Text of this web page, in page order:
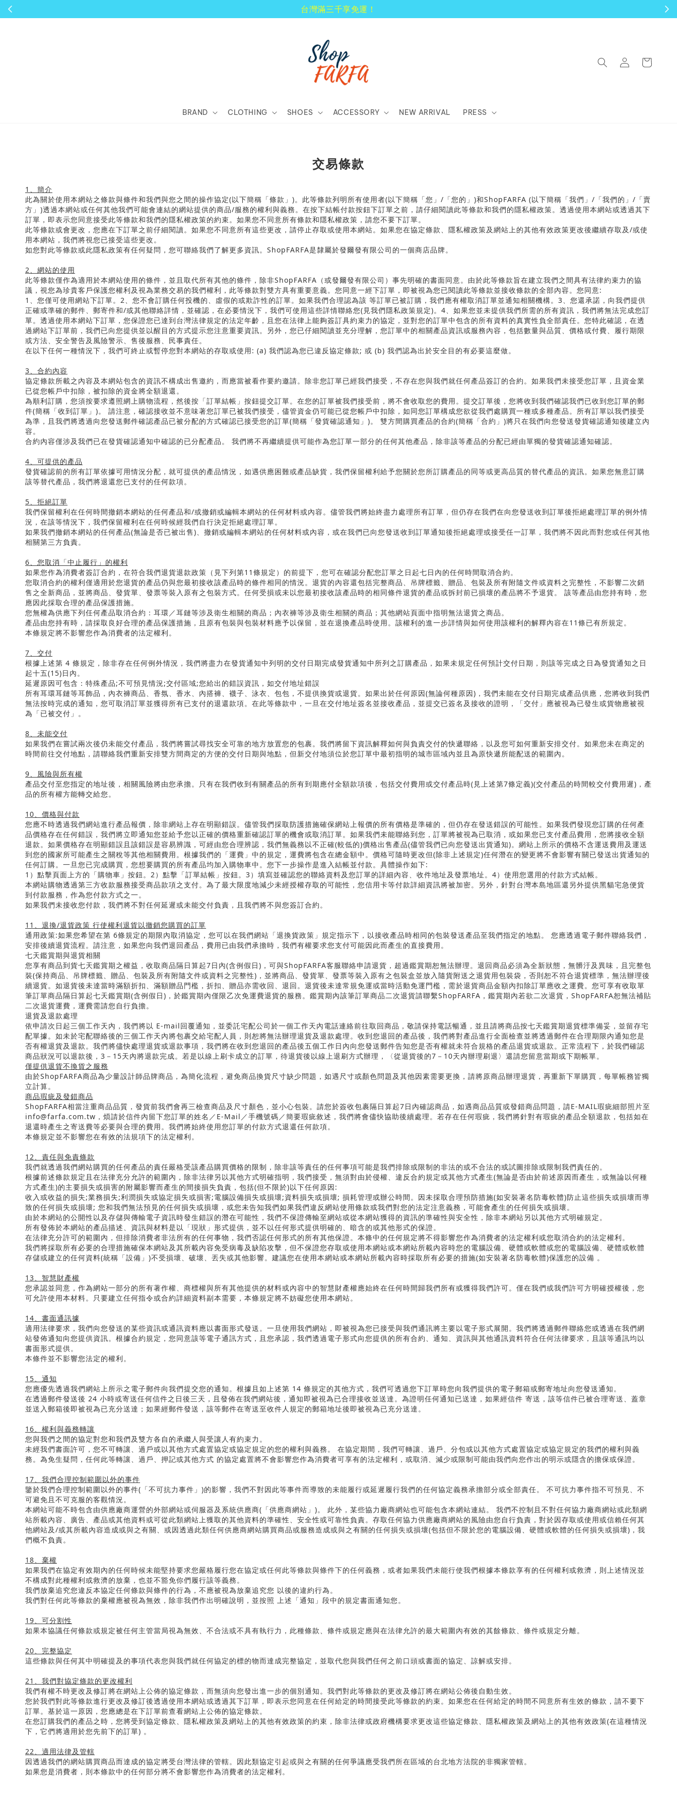
顧客享有商品到貨七天鑑賞期！
BRAND CLOTHING SHOES ACCESSORY NEW ARRIVAL PRESS
交易條款
1
、簡介
此為關於使用本網站之條款與條件和我們與您之間的操作協定(以下簡稱「條款」 )。此等條款列明所有使用者(以下簡稱「您」 / 「您的」 )和ShopFARFA (以下簡稱「我們」 / 「我們的」 / 「賣
方」 )透過本網站或任何其他我們可能會連結的網站提供的商品/服務的權利與義務。在按下結帳付款按鈕下訂單之前，請仔細閱讀此等條款和我們的隱私權政策。透過使用本網站或透過其下
訂單，即表示您同意接受此等條款和我們的隱私權政策的約束。如果您不同意所有條款和隱私權政策，請您不要下訂單。
此等條款或會更改，您應在下訂單之前仔細閱讀。如果您不同意所有這些更改，請停止存取或使用本網站。如果您在協定條款、隱私權政策及網站上的其他有效政策更改後繼續存取及/或使
用本網站，我們將視您已接受這些更改。
如您對此等條款或此隱私政策有任何疑問，您可聯絡我們了解更多資訊。 ShopFARFA是隸屬於發爾發有限公司的一個商店品牌。
2
、網站的使用
此等條款僅作為適用於本網站使用的條件，並且取代所有其他的條件，除非ShopFARFA （或發爾發有限公司）事先明確的書面同意。由於此等條款旨在建立我們之間具有法律約束力的協
議，視您為珍貴客戶保護您權利及視為業務交易的我們權利，此等條款對雙方具有重要意義。您同意一經下訂單，即被視為您已閱讀此等條款並接收條款的全部內容。您同意:
1
、您僅可使用網站下訂單。 2 、您不會訂購任何投機的、虛假的或欺詐性的訂單。如果我們合理認為該 等訂單已被訂購，我們應有權取消訂單並通知相關機構。 3 、您還承諾，向我們提供
正確或準確的郵件、郵寄件和/或其他聯絡詳情，並確認，在必要情況下，我們可使用這些詳情聯絡您( 見我們隱私政策規定)。 4 、如果您並未提供我們所需的所有資訊，我們將無法完成您訂
單。透過使用本網站下訂單，您保證您已達到台灣法律規定的法定年齡，且您在法律上能夠簽訂具約束力的協定，並對您的訂單中包含的所有資料的真實性負全部責任。您特此確認，在透
過網站下訂單前，我們已向您提供並以醒目的方式提示您注意重要資訊。另外，您已仔細閱讀並充分理解，您訂單中的相關產品資訊或服務內容，包括數量與品質、價格或付費、履行期限
或方法、安全警告及風險警示、售後服務、民事責任。
在以下任何一種情況下，我們可終止或暫停您對本網站的存取或使用: (a) 我們認為您已違反協定條款; 或 (b) 我們認為出於安全目的有必要這麼做。
3 、合約內容
協定條款所載之內容及本網站包含的資訊不構成出售邀約，而應當被看作要約邀請。除非您訂單已經我們接受，不存在您與我們就任何產品簽訂的合約。如果我們未接受您訂單，且資金業
已從您帳戶中扣除，被扣除的資金將全額退還。
為順利訂購，您須按要求遵照網上購物流程，然後按「訂單結帳」按鈕提交訂單。在您的訂單被我們接受前，將不會收取您的費用。提交訂單後，您將收到我們確認我們已收到您訂單的郵
件(簡稱「收到訂單」 )。 請注意，確認接收並不意味著您訂單已被我們接受，儘管資金仍可能已從您帳戶中扣除，如同您訂單構成您欲從我們處購買一種或多種產品。所有訂單以我們接受
為準，且我們將透過向您發送郵件確認產品已被分配的方式確認已接受您的訂單(簡稱「發貨確認通知」 )。 雙方間購買產品的合約(簡稱「合約」 )將只在我們向您發送發貨確認通知後建立內
容。
合約內容僅涉及我們已在發貨確認通知中確認的已分配產品。 我們將不再繼續提供可能作為您訂單一部分的任何其他產品，除非該等產品的分配已經由單獨的發貨確認通知確認。
4 、可提供的產品
發貨確認前的所有訂單依據可用情況分配，就可提供的產品情況，如遇供應困難或產品缺貨，我們保留權利給予您關於您所訂購產品的同等或更高品質的替代產品的資訊。如果您無意訂購
該等替代產品，我們將退還您已支付的任何款項。
5 、拒絕訂單
我們保留權利在任何時間撤銷本網站的任何產品和/或撤銷或編輯本網站的任何材料或內容。儘管我們將始終盡力處理所有訂單，但仍存在我們在向您發送收到訂單後拒絕處理訂單的例外情
況，在該等情況下，我們保留權利在任何時候經我們自行決定拒絕處理訂單。
如果我們撤銷本網站的任何產品(無論是否已被出售) 、撤銷或編輯本網站的任何材料或內容，或在我們已向您發送收到訂單通知後拒絕處理或接受任一訂單，我們將不因此而對您或任何其他
相關第三方負責。
6 、您取消「中止履行」的權利
如果您作為消費者簽訂合約，在符合我們退貨退款政策（見下列第11 條規定）的前提下，您可在確認分配您訂單之日起七日內的任何時間取消合約。
您取消合約的權利僅適用於您退貨的產品仍與您最初接收該產品時的條件相同的情況。退貨的內容還包括完整商品、吊牌標籤、贈品、包裝及所有附隨文件或資料之完整性，不影響二次銷
售之全新商品，並將商品、發貨單、發票等裝入原有之包裝方式。任何受損或未以您最初接收該產品時的相同條件退貨的產品或拆封前已損壞的產品將不予退貨。 該等產品由您持有時，您
應因此採取合理的產品保護措施。
您無權為供應下列任何產品取消合約：耳環／耳鏈等涉及衛生相關的商品；內衣褲等涉及衛生相關的商品；其他網站頁面中指明無法退貨之商品。
產品由您持有時，請採取良好合理的產品保護措施，且原有包裝與包裝材料應予以保留，並在退換產品時使用。該權利的進一步詳情與如何使用該權利的解釋內容在11 條已有所規定。
本條規定將不影響您作為消費者的法定權利。
7 、交付
根據上述第 4 條規定，除非存在任何例外情況，我們將盡力在發貨通知中列明的交付日期完成發貨通知中所列之訂購產品，如果未規定任何預計交付日期，則該等完成之日為發貨通知之日
起十五(15)日內。
延遲原因可包含：特殊產品;不可預見情況 ;交付區域;您給出的錯誤資訊，如交付地址錯誤
所有耳環耳鏈等耳飾品，內衣褲商品、香氛、香水、內搭褲、襪子、泳衣、包包，不提供換貨或退貨。如果出於任何原因(無論何種原因) ，我們未能在交付日期完成產品供應，您將收到我們
無法按時完成的通知，您可取消訂單並獲得所有已支付的退還款項。在此等條款中，一旦在交付地址簽名並接收產品，並提交已簽名及接收的證明，「交付」應被視為已發生或貨物應被視
為「已被交付」。
8 、未能交付
如果我們在嘗試兩次後仍未能交付產品，我們將嘗試尋找安全可靠的地方放置您的包裹。我們將留下資訊解釋如何與負責交付的快遞聯絡，以及您可如何重新安排交付。如果您未在商定的
時間前往交付地點，請聯絡我們重新安排雙方間商定的方便的交付日期與地點，但新交付地須位於您訂單中最初指明的城市區域內並且為原快遞所能配送的範圍內。
9 、風險與所有權
產品交付至您指定的地址後，相關風險將由您承擔。只有在我們收到有關產品的所有到期應付全額款項後，包括交付費用或交付產品時( 見上述第7條定義)(交付產品的時間較交付費用遲) ，產
品的所有權方能轉交給您。
10 、價格與付款
您應不時透過我們網站進行產品報價，除非網站上存在明顯錯誤。儘管我們採取防護措施確保網站上報價的所有價格是準確的，但仍存在發送錯誤的可能性。如果我們發現您訂購的任何產
品價格存在任何錯誤，我們將立即通知您並給予您以正確的價格重新確認訂單的機會或取消訂單。如果我們未能聯絡到您，訂單將被視為已取消，或如果您已支付產品費用，您將接收全額
退款。如果價格存在明顯錯誤且該錯誤是容易辨識，可經由您合理辨認，我們無義務以不正確(較低的)價格出售產品(儘管我們已向您發送出貨通知)。網站上所示的價格不含運送費用及運送
到您的國家所可能產生之關稅等其他相關費用。根據我們的「運費」中的規定，運費將包含在總金額中。價格可隨時更改但(除非上述規定)任何潛在的變更將不會影響有關已發送出貨通知的
任何訂購。一旦您已完成購買，您想要購買的所有產品均加入購物車中。您下一步操作是進入結帳並付款。具體操作如下:
1 ）點擊頁面上方的「購物車」按鈕。 2 ）點擊「訂單結帳」按鈕。 3）填寫並確認您的聯絡資料及您訂單的詳細內容、收件地址及發票地址。 4）使用您選用的付款方式結帳。
本網站購物透過第三方收款服務接受商品款項之支付。為了最大限度地減少未經授權存取的可能性，您信用卡等付款詳細資訊將被加密。另外，針對台灣本島地區還另外提供黑貓宅急便貨
到付款服務，作為您付款方式之一。
如果我們未接收您付款，我們將不對任何延遲或未能交付負責，且我們將不與您簽訂合約。
11 、退換/退貨政策 行使權利退貨以撤銷您購買的訂單
通用政策:如果您希望在第 6條規定的期限內取消協定，您可以在我們網站「退換貨政策」規定指示下，以接收產品時相同的包裝發送產品至我們指定的地點。 您應透過電子郵件聯絡我們，
安排後續退貨流程。請注意，如果您向我們退回產品，費用已由我們承擔時，我們有權要求您支付可能因此而產生的直接費用。
七天鑑賞期與退貨相關
您享有商品到貨七天鑑賞期之權益，收取商品隔日算起7日內(含例假日) ，可與ShopFARFA客服聯絡申請退貨，超過鑑賞期恕無法辦理。退回商品必須為全新狀態，無髒汙及異味，且完整包
裝(保持商品、吊牌標籤、贈品、包裝及所有附隨文件或資料之完整性) ，並將商品、發貨單、發票等裝入原有之包裝盒並放入隨貨附送之退貨用包裝袋，否則恕不符合退貨標準，無法辦理後
續退貨。如退貨後未達當時滿額折扣、滿額贈品門檻，折扣、贈品亦需收回、退回。退貨後未達常規免運或當時活動免運門檻，需於退貨商品金額內扣除訂單應收之運費。您可享有收取單
筆訂單商品隔日算起七天鑑賞期(含例假日) ，於鑑賞期內僅限乙次免運費退貨的服務。鑑賞期內該筆訂單商品二次退貨請聯繫ShopFARFA ，鑑賞期內若欲二次退貨， ShopFARFA恕無法補貼
二次退貨運費，運費需請您自行負擔。
退貨及退款處理
依申請次日起三個工作天內，我們將以 E-mail回覆通知，並委託宅配公司於一個工作天內電話連絡前往取回商品，敬請保持電話暢通，並且請將商品按七天鑑賞期退貨標準備妥，並留存宅
配單據。如未於宅配聯絡後的三個工作天內將包裹交給宅配人員，則恕將無法辦理退貨及退款處理。收到您退回的產品後，我們將對產品進行全面檢查並將透過郵件在合理期限內通知您是
否有權退貨及退款。我們將儘快處理退貨或退款事項，我們將在收到您退回的產品後五個工作日內向您發送郵件告知您是否有權就未符合規格的產品退貨或退款。正常流程下，於我們確認
商品狀況可以退款後， 3 － 15天內將退款完成。若是以線上刷卡成立的訂單，待退貨後以線上退刷方式辦理，〈從退貨後的7 － 10天內辦理刷退〉還請您留意當期或下期帳單。
僅提供退貨不換貨之服務
由於ShopFARFA商品為少量設計師品牌商品，為簡化流程，避免商品換貨尺寸缺少問題，如遇尺寸或顏色問題及其他因素需要更換，請將原商品辦理退貨，再重新下單購買，每單帳務皆獨
立計算。
商品瑕疵及發錯商品
ShopFARFA相當注重商品品質，發貨前我們會再三檢查商品及尺寸顏色，並小心包裝。請您於簽收包裹隔日算起7日內確認商品，如遇商品品質或發錯商品問題，請E-MAIL瑕疵細部照片至
info@farfa.com.tw ，煩請於信件內留下您訂單的姓名／ E-Mail ／手機號碼／簡要瑕疵敘述，我們將會儘快協助後續處理。若存在任何瑕疵，我們將針對有瑕疵的產品全額退款，包括如在
退還時產生之寄送費等必要與合理的費用。我們將始終使用您訂單的付款方式退還任何款項。
本條規定並不影響您在有效的法規項下的法定權利。
12
、責任與免責條款
我們就透過我們網站購買的任何產品的責任嚴格受該產品購買價格的限制，除非該等責任的任何事項可能是我們排除或限制的非法的或不合法的或試圖排除或限制我們責任的。
根據前述條款規定且在法律充分允許的範圍內，除非法律另以其他方式明確指明，我們接受，無須對由於侵權、違反合約規定或其他方式產生(無論是否由於前述原因而產生，或無論以何種
方式產生)的主要損失或損害的附屬影響而產生的間接損失負責，包括(但不限於)以下任何原因:
收入或收益的損失;業務損失;利潤損失或協定損失或損害;電腦設備損失或損壞;資料損失或損壞; 損耗管理或辦公時間。因未採取合理預防措施(如安裝著名防毒軟體)防止這些損失或損壞而導
致的任何損失或損壞; 您和我們無法預見的任何損失或損壞，或您未告知我們如果我們違反網站使用條款或我們對您的法定注意義務，可能會產生的任何損失或損壞。
由於本網站的公開性以及存儲與傳輸電子資訊時發生錯誤的潛在可能性，我們不保證傳輸至網站或從本網站獲得的資訊的準確性與安全性，除非本網站另以其他方式明確規定。
所有發佈於本網站的產品描述、資訊與材料是以「現狀」形式提供，並不以任何形式提供明確的、暗含的或其他形式的保證。
在法律充分許可的範圍內，但排除消費者非法所有的任何事物，我們否認任何形式的所有其他保證。本條中的任何規定將不得影響您作為消費者的法定權利或您取消合約的法定權利。
我們將採取所有必要的合理措施確保本網站及其所載內容免受病毒及缺陷攻擊，但不保證您存取或使用本網站或本網站所載內容時您的電腦設備、硬體或軟體或您的電腦設備、硬體或軟體
存儲或建立的任何資料(統稱「設備」 )不受損壞、破壞、丟失或其他影響。建議您在使用本網站或本網站所載內容時採取所有必要的措施(如安裝著名防毒軟體)保護您的設備 。
13 、智慧財產權
您承認並同意，作為網站一部分的所有著作權、商標權與所有其他提供的材料或內容中的智慧財產權應始終在任何時間歸我們所有或獲得我們許可。僅在我們或我們許可方明確授權後，您
可允許使用本材料。只要建立任何指令或合約詳細資料副本需要，本條規定將不妨礙您使用本網站。
14 、書面通訊據
適用法律要求，我們向您發送的某些資訊或通訊資料應以書面形式發送。一旦使用我們網站，即被視為您已接受與我們通訊將主要以電子形式展開。我們將透過郵件聯絡您或透過在我們網
站發佈通知向您提供資訊。根據合約規定，您同意該等電子通訊方式，且您承認，我們透過電子形式向您提供的所有合約、通知、資訊與其他通訊資料符合任何法律要求，且該等通訊均以
書面形式提供。
本條件並不影響您法定的權利。
15 、通知
您應優先透過我們網站上所示之電子郵件向我們提交您的通知。根據且如上述第 14 條規定的其他方式，我們可透過您下訂單時您向我們提供的電子郵箱或郵寄地址向您發送通知。
在透過郵件發送後 24 小時或寄送任何信件之日後三天，且發佈在我們網站後，通知即被視為已合理接收並送達。為證明任何通知已送達，如果經信件 寄送，該等信件已被合理寄送、蓋章
並送入郵箱後即被視為已充分送達；如果經郵件發送，該等郵件在寄送至收件人規定的郵箱地址後即被視為已充分送達。
16 、權利與義務轉讓
您與我們之間的協定對您和我們及雙方各自的承繼人與受讓人有約束力。
未經我們書面許可，您不可轉讓、過戶或以其他方式處置協定或協定規定的您的權利與義務。 在協定期間，我們可轉讓、過戶、分包或以其他方式處置協定或協定規定的我們的權利與義
務。為免生疑問，任何此等轉讓、過戶、押記或其他方式 的協定處置將不會影響您作為消費者可享有的法定權利，或取消、減少或限制可能由我們向您作出的明示或隱含的擔保或保證。
17 、我們合理控制範圍以外的事件
鑒於我們合理控制範圍以外的事件( 「不可抗力事件」 )的影響，我們不對因此等事件而導致的未能履行或延遲履行我們的任何協定義務承擔部分或全部責任。 不可抗力事件指不可預見、不
可避免且不可克服的客觀情況。
本網站可能不時包含由供應廠商運營的外部網站或伺服器及系統供應商( 「供應商網站」 )。 此外，某些協力廠商網站也可能包含本網站連結。 我們不控制且不對任何協力廠商網站或此類網
站所載內容、廣告、產品或其他資料或可從此類網站上獲取的其他資料的準確性、安全性或可靠性負責。存取任何協力供應廠商網站的風險由您自行負責，對於因存取或使用或信賴任何其
他網站及/或其所載內容造成或與之有關、或因透過此類任何供應商網站購買商品或服務造成或與之有關的任何損失或損壞(包括但不限於您的電腦設備、硬體或軟體的任何損失或損壞) ，我
們概不負責。
18 、棄權
如果我們在協定有效期內的任何時候未能堅持要求您嚴格履行您在協定或任何此等條款與條件下的任何義務，或者如果我們未能行使我們根據本條款享有的任何權利或救濟，則上述情況並
不構成對此種權利或救濟的放棄，也並不豁免你們履行該等義務。
我們放棄追究您違反本協定任何條款與條件的行為，不應被視為放棄追究您 以後的違約行為。
我們對任何此等條款的棄權應被視為無效，除非我們作出明確說明，並按照 上述「通知」段中的規定書面通知您。
19 、可分割性
如果本協議任何條款或規定被任何主管當局視為無效、不合法或不具有執行力，此種條款、條件或規定應與在法律允許的最大範圍內有效的其餘條款、條件或規定分離。
20 、完整協定
這些條款與任何其中明確提及的事項代表您與我們就任何協定的標的物而達成完整協定，並取代您與我們任何之前口頭或書面的協定、諒解或安排。
21
、我們對協定條款的更改權利
我們有權不時更改及修訂將在網站上公佈的協定條款，而無須向您發出進一步的個別通知。我們對此等條款的更改及修訂將在網站公佈後自動生效。
您於我們對此等條款進行更改及修訂後透過使用本網站或透過其下訂單，即表示您同意在任何給定的時間接受此等條款的約束。如果您在任何給定的時間不同意所有生效的條款，請不要下
訂單。基於這一原因，您應總是在下訂單前查看網站上公佈的協定條款。
在您訂購我們的產品之時，您將受到協定條款、隱私權政策及網站上的其他有效政策的約束，除非法律或政府機構要求更改這些協定條款、隱私權政策及網站上的其他有效政策(在這種情況
下，它們將適用於您先前下的訂單) 。
22
、適用法律及管轄
因透過我們的網站購買商品而達成的協定將受台灣法律的管轄。因此類協定引起或與之有關的任何爭議應受我們所在區域的台北地方法院的非獨家管轄。
如果您是消費者，則本條款中的任何部分將不會影響您作為消費者的法定權利。